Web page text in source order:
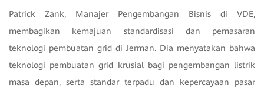
Patrick Zank, Manajer Pengembangan Bisnis di VDE,
membagikan kemajuan standardisasi dan pemasaran
teknologi pembuatan grid di Jerman. Dia menyatakan bahwa
teknologi pembuatan grid krusial bagi pengembangan listrik
masa depan, serta standar terpadu dan kepercayaan pasar